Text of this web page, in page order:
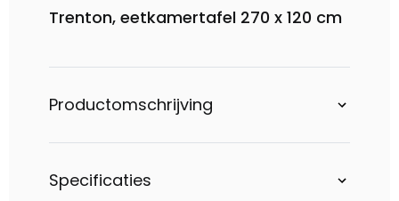
Trenton, eetkamertafel 270 x 120 cm
Productomschrijving
Specificaties